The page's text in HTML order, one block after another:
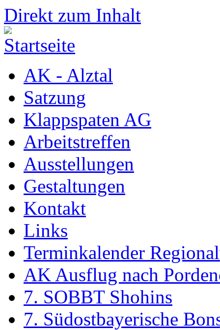
Direkt zum Inhalt
AK - Alztal
Satzung
Klappspaten AG
Arbeitstreffen
Ausstellungen
Gestaltungen
Kontakt
Links
Terminkalender
AK Ausflug nach
7. SOBBT Shohins
7. Südostbayerische